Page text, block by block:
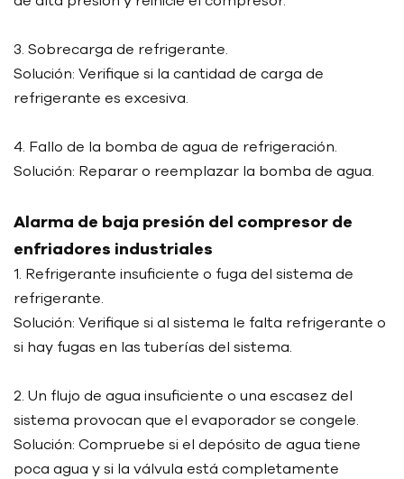
3. Sobrecarga de refrigerante.
Solución: Verifique si la cantidad de carga de
refrigerante es excesiva.
4. Fallo de la bomba de agua de refrigeración.
Solución: Reparar o reemplazar la bomba de agua.
Alarma de baja presión del compresor de
enfriadores industriales
1. Refrigerante insuficiente o fuga del sistema de
refrigerante.
Solución: Verifique si al sistema le falta refrigerante o
si hay fugas en las tuberías del sistema.
2. Un flujo de agua insuficiente o una escasez del
sistema provocan que el evaporador se congele.
Solución: Compruebe si el depósito de agua tiene
poca agua y si la válvula está completamente